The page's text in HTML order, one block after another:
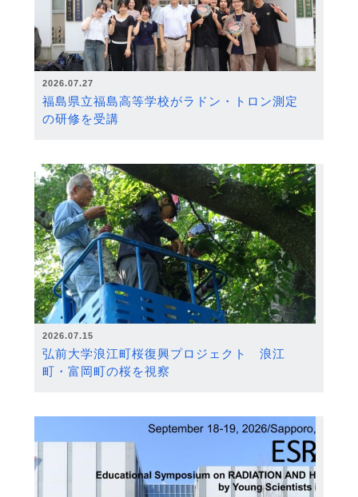
2026.07.27
福島県立福島高等学校がラドン・トロン測定
の研修を受講
2026.07.15
弘前大学浪江町桜復興プロジェクト 浪江
町・富岡町の桜を視察